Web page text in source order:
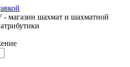
магазин шахмат и шахматной
атрибутики